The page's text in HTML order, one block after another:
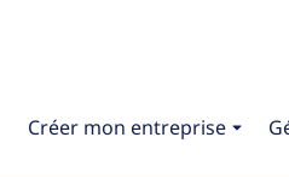
Créer mon entreprise